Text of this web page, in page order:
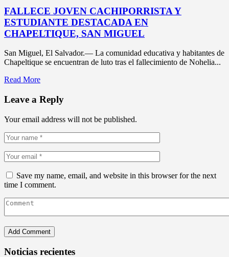
FALLECE JOVEN CACHIPORRISTA Y
ESTUDIANTE DESTACADA EN
CHAPELTIQUE, SAN MIGUEL
San Miguel, El Salvador.— La comunidad educativa y habitantes de
Chapeltique se encuentran de luto tras el fallecimiento de Nohelia...
Read More
Leave a Reply
Your email address will not be published.
Save my name, email, and website in this browser for the next
time I comment.
Noticias recientes